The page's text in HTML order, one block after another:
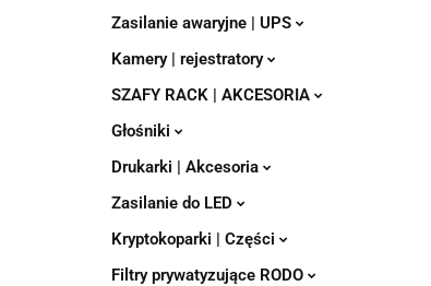
Zasilanie awaryjne | UPS
Kamery | rejestratory
SZAFY RACK | AKCESORIA
Głośniki
Drukarki | Akcesoria
Zasilanie do LED
Kryptokoparki | Części
Filtry prywatyzujące RODO